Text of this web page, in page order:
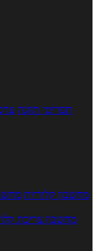
תפריטי תזונה
מחשבון קלוריות
מחשבון צריכת